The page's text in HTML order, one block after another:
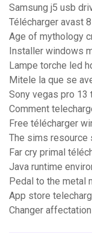
Samsung j5 usb
Télécharger avast
Age of mythology
Installer windows
Lampe torche led
Mitele la que se
Sony vegas pro 13
Comment
Free télécharger
The sims resource
Far cry primal
Java runtime
Pedal to the metal
App store
Changer